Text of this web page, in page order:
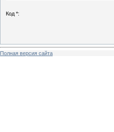
Код *:
Полная версия сайта